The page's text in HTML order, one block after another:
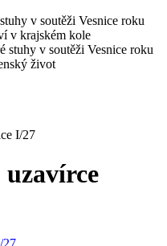
v soutěži Vesnice roku
v krajském kole
stuhy v soutěži Vesnice roku
život
I/27